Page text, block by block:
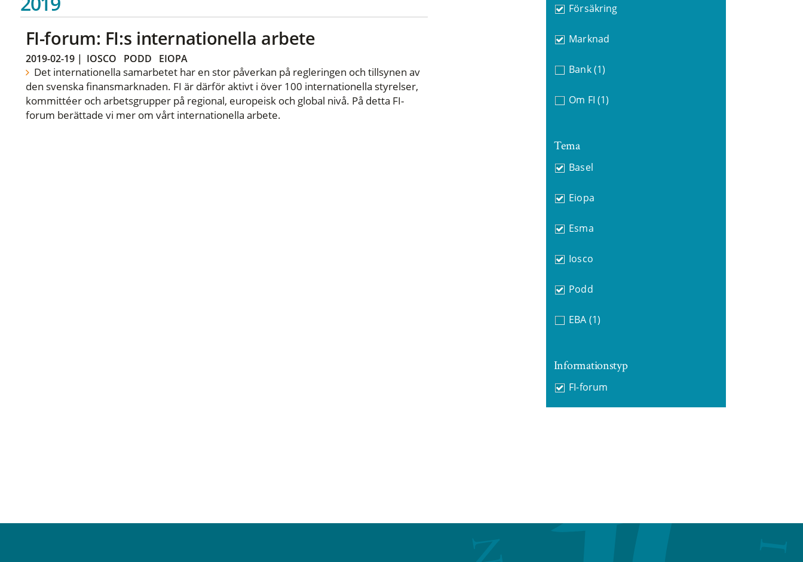
FI-forum: FI:s internationella arbete
2019-02-19| IOSCO PODD EIOPA
Det internationella samarbetet har en stor påverkan på regleringen och tillsynen av
den svenska finansmarknaden. FI är därför aktivt i över 100 internationella styrelser,
kommittéer och arbetsgrupper på regional, europeisk och global nivå. På detta FI-
forum berättade vi mer om vårt internationella arbete.
Försäkring
Marknad
Bank (1)
Om FI (1)
Tema
Basel
Eiopa
Esma
Iosco
Podd
EBA (1)
Informationstyp
FI-forum